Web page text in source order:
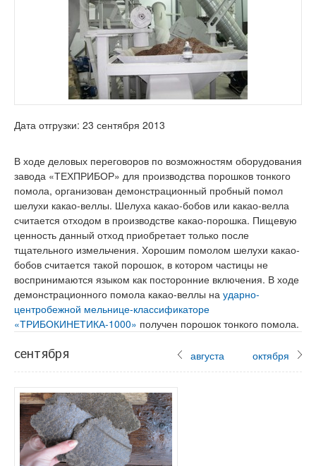
Дата отгрузки: 23 сентября 2013
В ходе деловых переговоров по возможностям оборудования
завода «ТЕХПРИБОР» для производства порошков тонкого
помола, организован демонстрационный пробный помол
шелухи какао-веллы. Шелуха какао-бобов или какао-велла
считается отходом в производстве какао-порошка. Пищевую
ценность данный отход приобретает только после
тщательного измельчения. Хорошим помолом шелухи какао-
бобов считается такой порошок, в котором частицы не
воспринимаются языком как посторонние включения. В ходе
демонстрационного помола какао-веллы на ударно-
центробежной мельнице-классификаторе
«ТРИБОКИНЕТИКА-1000» получен порошок тонкого помола.
августа октября
сентября